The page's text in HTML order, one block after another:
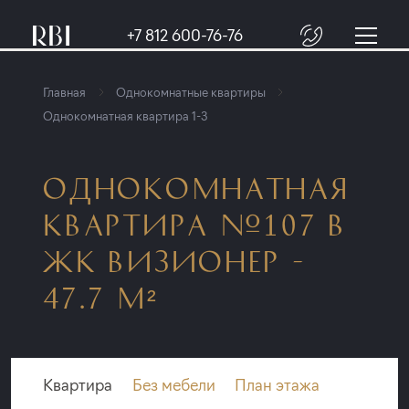
+7 812 600-76-76
Главная
Однокомнатные квартиры
Однокомнатная квартира 1-3
ОДНОКОМНАТНАЯ
КВАРТИРА №107 В
ЖК ВИЗИОНЕР -
47.7 М²
Квартира Без мебели План этажа